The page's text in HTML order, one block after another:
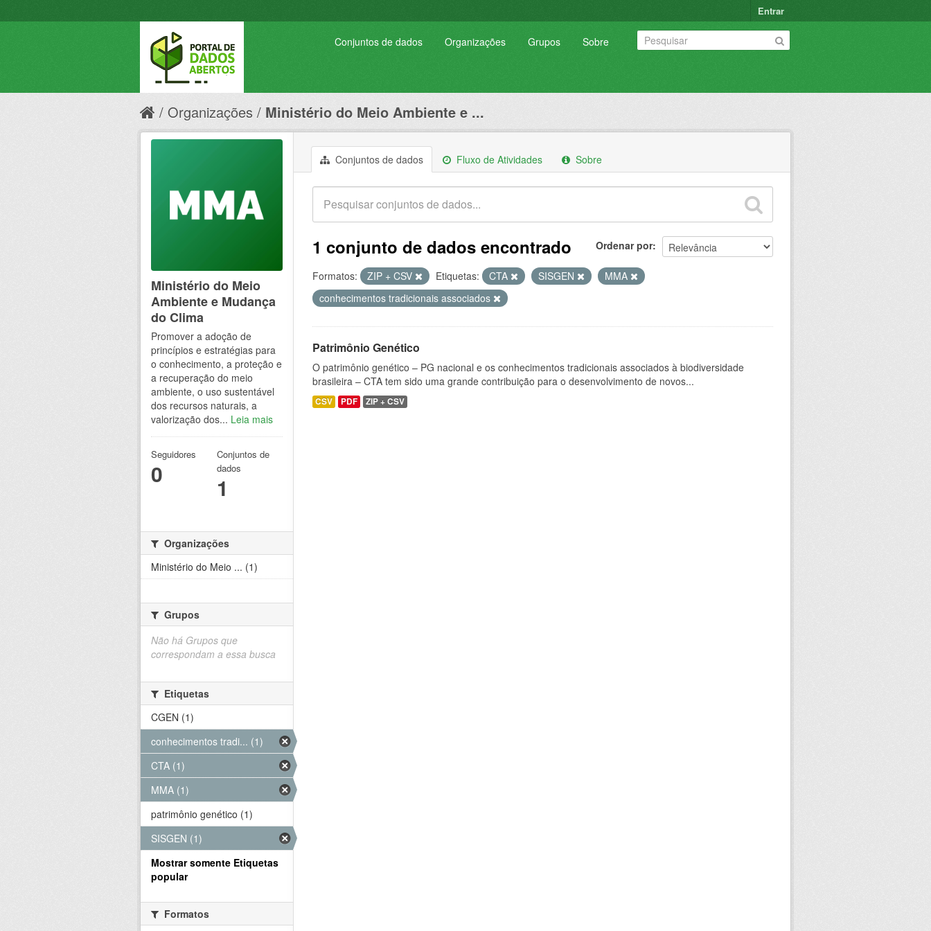
Entrar
Conjuntos de dados Organizações Grupos Sobre
Organizações Ministério do Meio Ambiente e ...
Conjuntos de dados Fluxo de Atividades Sobre
Ordenar por
1 conjunto de dados encontrado
Formatos: ZIP + CSV Etiquetas: CTA SISGEN
MMA
conhecimentos tradicionais associados
Patrimônio Genético
O patrimônio genético – PG nacional e os conhecimentos tradicionais associados à biodiversidade
brasileira – CTA tem sido uma grande contribuição para o desenvolvimento de novos...
CSV PDF ZIP + CSV
Ministério do Meio
Ambiente e Mudança
do Clima
Promover a adoção de
princípios e estratégias para
o conhecimento, a proteção e
a recuperação do meio
ambiente, o uso sustentável
dos recursos naturais, a
valorização dos... Leia mais
Seguidores
0
Conjuntos de
dados
1
Organizações
Ministério do Meio ... (1)
Grupos
Não há Grupos que
correspondam a essa busca
Etiquetas
CGEN (1)
conhecimentos tradi... (1)
CTA (1)
MMA (1)
patrimônio genético (1)
SISGEN (1)
Mostrar somente Etiquetas
popular
Formatos